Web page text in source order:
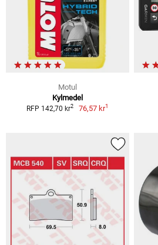
Motul
Kylmedel
RFP 142,70 kr2 76,57 kr1